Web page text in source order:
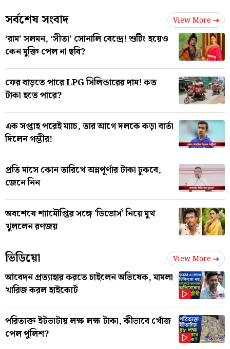
সর্বশেষ সংবাদ View More
‘রাম’ সলমন, ‘সীতা’ সোনালি বেন্দ্রে! শুটিং হয়েও
কেন মুক্তি পেল না ছবি?
ফের বাড়তে পারে LPG সিলিন্ডারের দাম! কত
টাকা হতে পারে?
এক সপ্তাহ পরেই ম্যাচ, তার আগে দলকে কড়া বার্তা
দিলেন গম্ভীর!
প্রতি মাসে কোন তারিখে অন্নপূর্ণার টাকা ঢুকবে,
জেনে নিন
অবশেষে শ্যামৌপ্তির সঙ্গে 'ডিভোর্স' নিয়ে মুখ
খুললেন রণজয়
ভিডিয়ো View More
আবেদন প্রত্যাহার করতে চাইলেন অভিষেক, মামলা
খারিজ করল হাইকোর্ট
পরিত্যক্ত ইটভাটায় লক্ষ লক্ষ টাকা, কীভাবে খোঁজ
পেল পুলিশ?